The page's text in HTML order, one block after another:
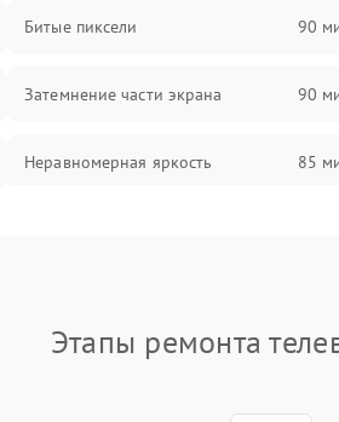
Битые пиксели 90
Затемнение части экрана 90
Неравномерная яркость 85
Этапы ремонта